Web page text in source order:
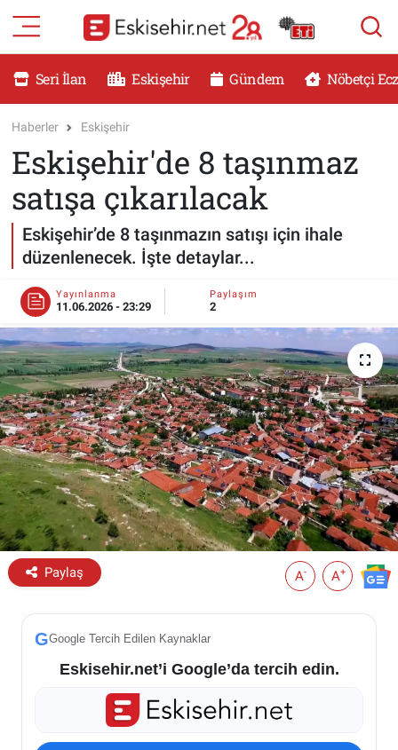
Seri İlan Eskişehir Gündem Nöbetçi
Haberler Eskişehir
Eskişehir'de 8 taşınmaz
satışa çıkarılacak
Eskişehir’de 8 taşınmazın satışı için ihale
düzenlenecek. İşte detaylar...
Yayınlanma
11.06.2026 - 23:29
Paylaşım
2
Paylaş A- A+
GGoogle Tercih Edilen Kaynaklar
Eskisehir.net’i Google’da tercih edin.
RESMİ İLANLAR
DÜNYA
SAĞLIK
MAGAZİN
KADIN
TEKNOLOJİ
YEMEK
ESKİŞEHİR NÖBETÇİ ECZANELER
Eskişehir Haber İçerikleri
Eskişehir Hava Durumu
Eskişehir Tramvay Saatleri
Eskişehir Otobüs Saatleri
Eskişehir Nöbetçi Eczaneler
Eskişehir Namaz Vakitleri
Eskişehir Trafik Yoğunluk Haritası
Süper Lig Puan Durumu ve Fikstür
Tüm Manşetler
Son Dakika Haberleri
Haber Arşivi